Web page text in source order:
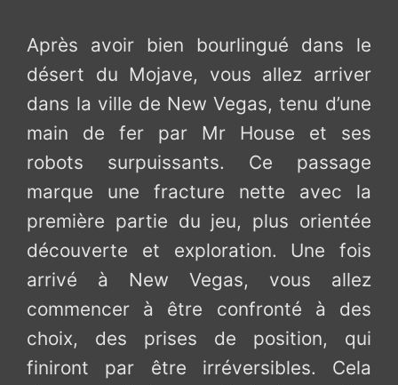
Après avoir bien bourlingué dans le
désert du Mojave, vous allez arriver
dans la ville de New Vegas, tenu d’une
main de fer par Mr House et ses
robots surpuissants. Ce passage
marque une fracture nette avec la
première partie du jeu, plus orientée
découverte et exploration. Une fois
arrivé à New Vegas, vous allez
commencer à être confronté à des
choix, des prises de position, qui
finiront par être irréversibles. Cela